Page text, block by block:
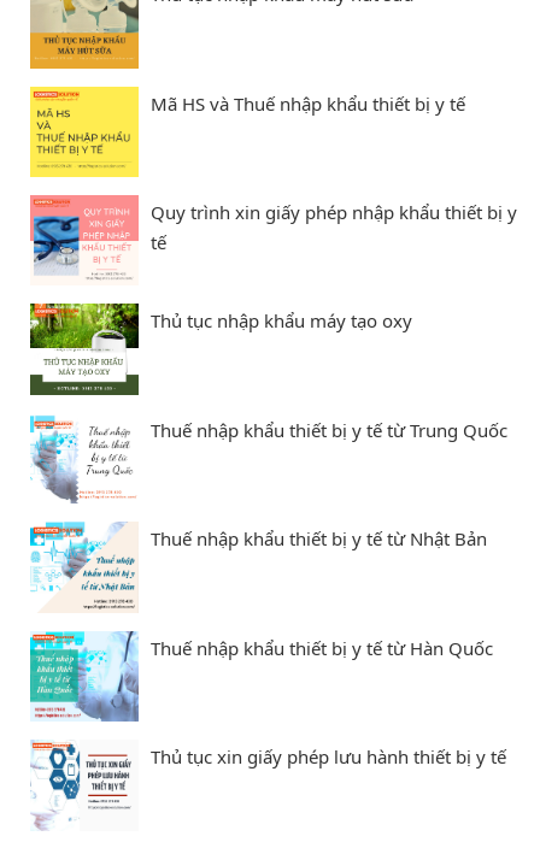
Mã HS và Thuế nhập khẩu thiết bị y tế
Quy trình xin giấy phép nhập khẩu thiết bị y
tế
Thủ tục nhập khẩu máy tạo oxy
Thuế nhập khẩu thiết bị y tế từ Trung Quốc
Thuế nhập khẩu thiết bị y tế từ Nhật Bản
Thuế nhập khẩu thiết bị y tế từ Hàn Quốc
Thủ tục xin giấy phép lưu hành thiết bị y tế